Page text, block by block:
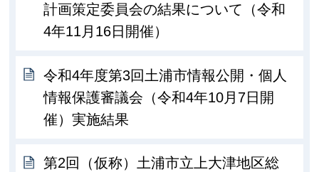
計画策定委員会の結果について（令和
4年11月16日開催）
令和4年度第3回土浦市情報公開・個人
情報保護審議会（令和4年10月7日開
催）実施結果
第2回（仮称）土浦市立上大津地区総